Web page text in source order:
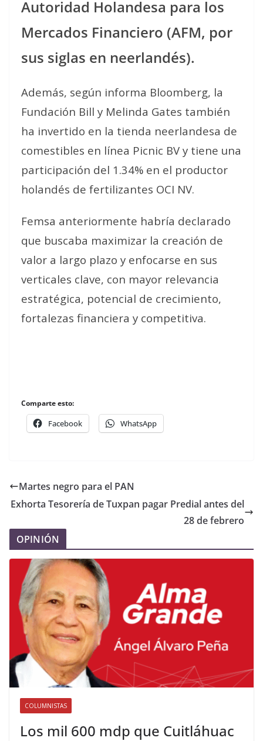
Autoridad Holandesa para los
Mercados Financiero (AFM, por
sus siglas en neerlandés).
Además, según informa Bloomberg, la
Fundación Bill y Melinda Gates también
ha invertido en la tienda neerlandesa de
comestibles en línea Picnic BV y tiene una
participación del 1.34% en el productor
holandés de fertilizantes OCI NV.
Femsa anteriormente habría declarado
que buscaba maximizar la creación de
valor a largo plazo y enfocarse en sus
verticales clave, con mayor relevancia
estratégica, potencial de crecimiento,
fortalezas financiera y competitiva.
Comparte esto:
Facebook WhatsApp
Martes negro para el PAN
Exhorta Tesorería de Tuxpan pagar Predial antes del
28 de febrero
OPINIÓN
COLUMNISTAS
Los mil 600 mdp que Cuitláhuac